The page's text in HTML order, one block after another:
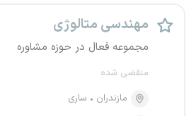
مهندسی متالوژی
مجموعه فعال در حوزه مشاوره
منقضی شده
مازندران
ساری